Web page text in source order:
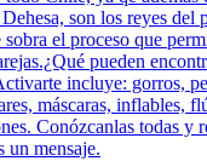
son los reyes del
el proceso que
pueden
incluye: gorros,
máscaras, inflables,
Conózcanlas todas y
un mensaje.